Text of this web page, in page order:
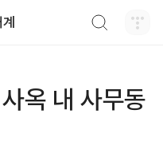
옥 내 사무동